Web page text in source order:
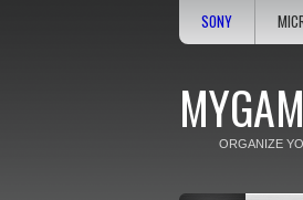
SONY
ORGANIZE